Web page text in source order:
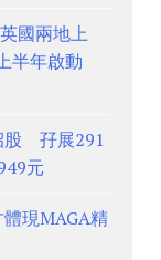
國兩地上
半年啟動
股 孖展291
元
現MAGA精